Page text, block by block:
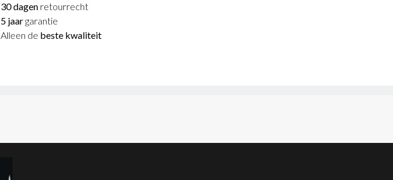
30 dagen retourrecht
5 jaargarantie
Alleen de beste kwaliteit